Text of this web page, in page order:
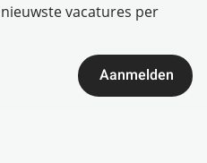
vacatures per
Aanmelden